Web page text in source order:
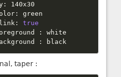
:
140x30
:
green
:
true
:
white
: black
taper :